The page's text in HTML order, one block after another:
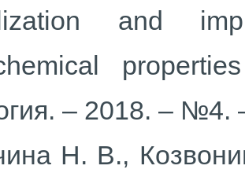
and
– 2018. – №4.
Н. В.,